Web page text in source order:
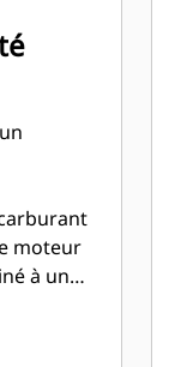
moteur
à un